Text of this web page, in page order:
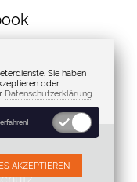
Sie haben
oder
Datenschutzerklärung.
AKZEPTIEREN